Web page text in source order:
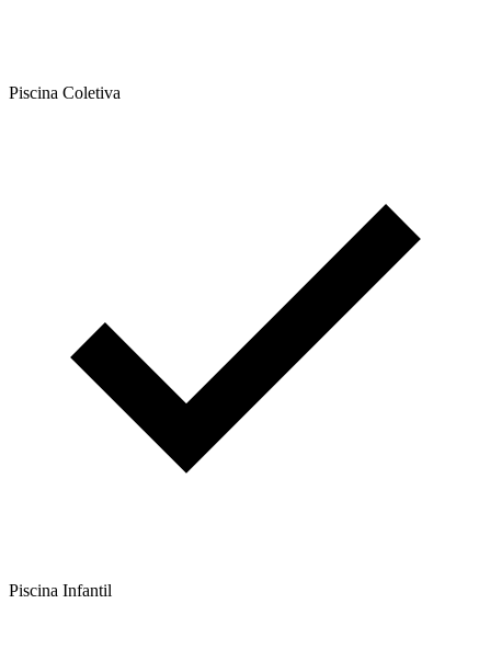
Piscina Coletiva
Piscina Infantil